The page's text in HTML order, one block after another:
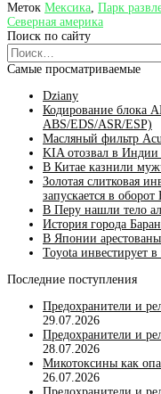
высоте
70
метров
атракционе
Мексике
Меток Мексика Парк
Северная америка
Поиск по сайту
Найти:
Самые просматриваемые
Dziany
Кодирование блока
ABS/EDS/ASR/ESP)
Масляный фильтр
KIA отозвал в Индии
В Китае казнили
Золотая слитковая
запускается в
В Перу нашли тело
История города
В Японии
Toyota инвестирует
Последние поступления
Предохранители и
29.07.2026
Предохранители и
28.07.2026
Микотоксины как
26.07.2026